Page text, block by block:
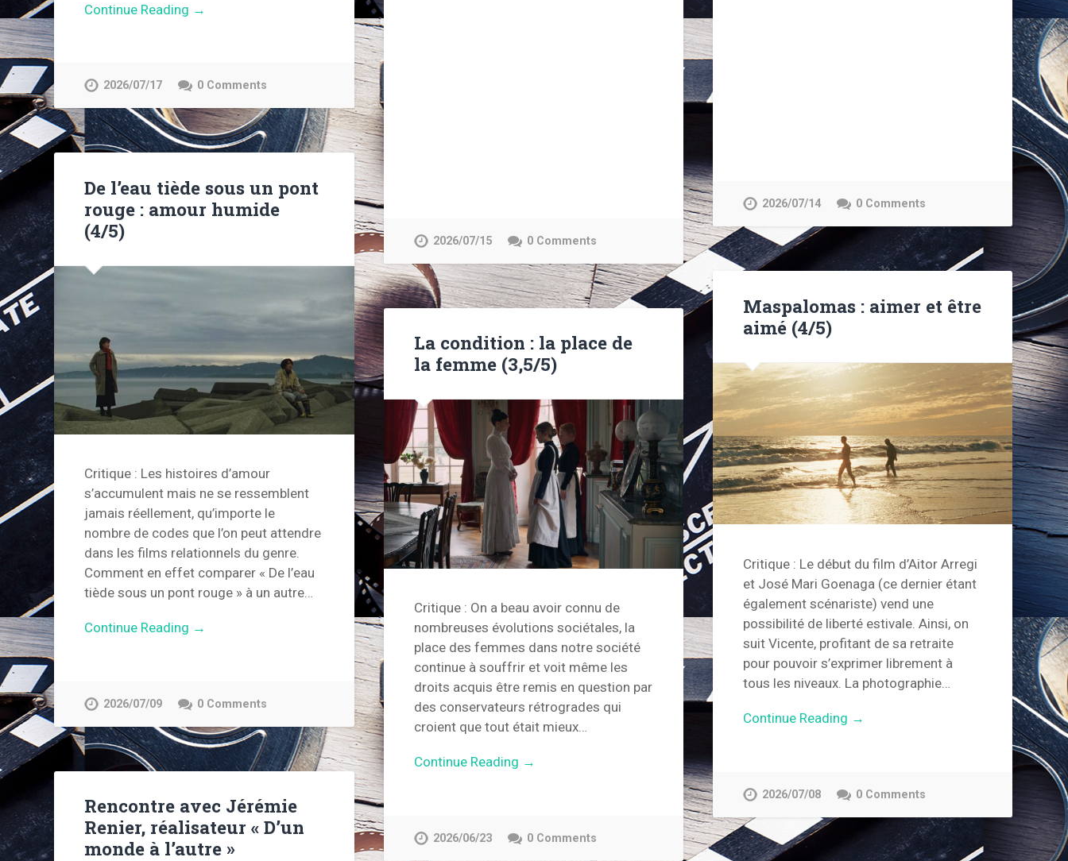
Continue Reading →
2026/07/17 0 Comments
2026/07/15 0 Comments
2026/07/14 0 Comments
De l’eau tiède sous un pont
rouge : amour humide
(4/5)
Critique : Les histoires d’amour
s’accumulent mais ne se ressemblent
jamais réellement, qu’importe le
nombre de codes que l’on peut attendre
dans les films relationnels du genre.
Comment en effet comparer « De l’eau
tiède sous un pont rouge » à un autre…
Continue Reading →
2026/07/09 0 Comments
Maspalomas : aimer et être
aimé (4/5)
Critique : Le début du film d’Aitor Arregi
et José Mari Goenaga (ce dernier étant
également scénariste) vend une
possibilité de liberté estivale. Ainsi, on
suit Vicente, profitant de sa retraite
pour pouvoir s’exprimer librement à
tous les niveaux. La photographie…
Continue Reading →
2026/07/08 0 Comments
La condition : la place de
la femme (3,5/5)
Critique : On a beau avoir connu de
nombreuses évolutions sociétales, la
place des femmes dans notre société
continue à souffrir et voit même les
droits acquis être remis en question par
des conservateurs rétrogrades qui
croient que tout était mieux…
Continue Reading →
2026/06/23 0 Comments
Rencontre avec Jérémie
Renier, réalisateur « D’un
monde à l’autre »